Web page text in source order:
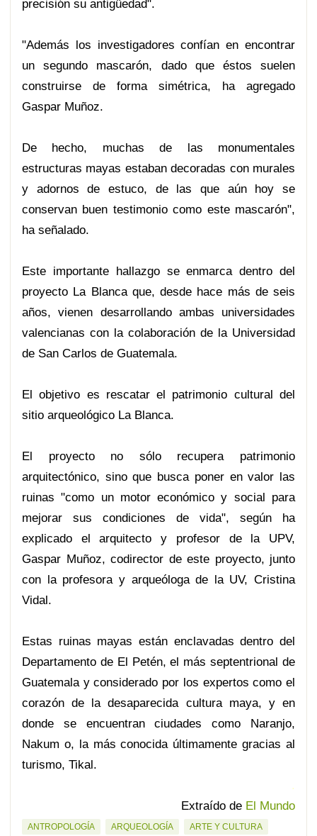
precisión su antigüedad".
"Además los investigadores confían en encontrar
un segundo mascarón, dado que éstos suelen
construirse de forma simétrica, ha agregado
Gaspar Muñoz.
De hecho, muchas de las monumentales
estructuras mayas estaban decoradas con murales
y adornos de estuco, de las que aún hoy se
conservan buen testimonio como este mascarón",
ha señalado.
Este importante hallazgo se enmarca dentro del
proyecto La Blanca que, desde hace más de seis
años, vienen desarrollando ambas universidades
valencianas con la colaboración de la Universidad
de San Carlos de Guatemala.
El objetivo es rescatar el patrimonio cultural del
sitio arqueológico La Blanca.
El proyecto no sólo recupera patrimonio
arquitectónico, sino que busca poner en valor las
ruinas "como un motor económico y social para
mejorar sus condiciones de vida", según ha
explicado el arquitecto y profesor de la UPV,
Gaspar Muñoz, codirector de este proyecto, junto
con la profesora y arqueóloga de la UV, Cristina
Vidal.
Estas ruinas mayas están enclavadas dentro del
Departamento de El Petén, el más septentrional de
Guatemala y considerado por los expertos como el
corazón de la desaparecida cultura maya, y en
donde se encuentran ciudades como Naranjo,
Nakum o, la más conocida últimamente gracias al
turismo, Tikal.
.
Extraído de El Mundo
ANTROPOLOGÍA ARQUEOLOGÍA ARTE Y CULTURA